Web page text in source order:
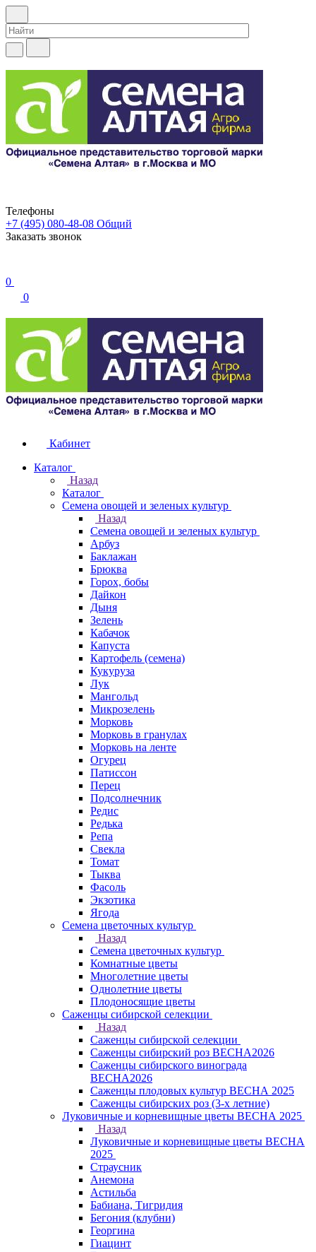
Телефоны
+7 (495) 080-48-08 Общий
Заказать звонок
0
0
Кабинет
Каталог
Назад
Каталог
Семена овощей и зеленых культур
Назад
Семена овощей и зеленых культур
Арбуз
Баклажан
Брюква
Горох, бобы
Дайкон
Дыня
Зелень
Кабачок
Капуста
Картофель (семена)
Кукуруза
Лук
Мангольд
Микрозелень
Морковь
Морковь в гранулах
Морковь на ленте
Огурец
Патиссон
Перец
Подсолнечник
Редис
Редька
Репа
Свекла
Томат
Тыква
Фасоль
Экзотика
Ягода
Семена цветочных культур
Назад
Семена цветочных культур
Комнатные цветы
Многолетние цветы
Однолетние цветы
Плодоносящие цветы
Саженцы сибирской селекции
Назад
Саженцы сибирской селекции
Саженцы сибирский роз ВЕСНА2026
Саженцы сибирского винограда
ВЕСНА2026
Саженцы плодовых культур ВЕСНА 2025
Саженцы сибирских роз (3-х летние)
Луковичные и корневищные цветы ВЕСНА 2025
Назад
Луковичные и корневищные цветы ВЕСНА
2025
Страусник
Анемона
Астильба
Бабиана, Тигридия
Бегония (клубни)
Георгина
Гиацинт